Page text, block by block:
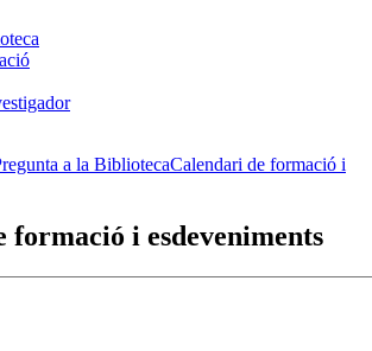
a la BibliotecaCalendari de formació i
formació i esdeveniments